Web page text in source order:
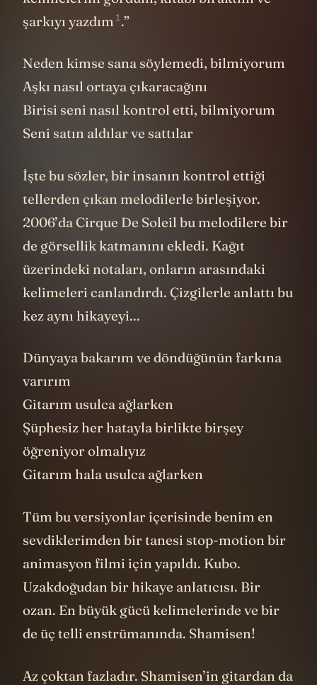
şarkıyı yazdım 1.”
Neden kimse sana söylemedi, bilmiyorum
Aşkı nasıl ortaya çıkaracağını
Birisi seni nasıl kontrol etti, bilmiyorum
Seni satın aldılar ve sattılar
İşte bu sözler, bir insanın kontrol ettiği
tellerden çıkan melodilerle birleşiyor.
2006’da Cirque De Soleil bu melodilere bir
de görsellik katmanını ekledi. Kağıt
üzerindeki notaları, onların arasındaki
kelimeleri canlandırdı. Çizgilerle anlattı bu
kez aynı hikayeyi...
Dünyaya bakarım ve döndüğünün farkına
varırım
Gitarım usulca ağlarken
Şüphesiz her hatayla birlikte birşey
öğreniyor olmalıyız
Gitarım hala usulca ağlarken
Tüm bu versiyonlar içerisinde benim en
sevdiklerimden bir tanesi stop-motion bir
animasyon filmi için yapıldı. Kubo.
Uzakdoğudan bir hikaye anlatıcısı. Bir
ozan. En büyük gücü kelimelerinde ve bir
de üç telli enstrümanında. Shamisen!
Az çoktan fazladır. Shamisen’in gitardan da